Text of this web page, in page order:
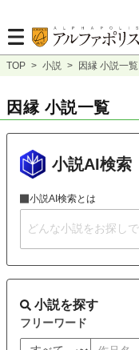
TOP > 小説 > 因縁 小説一覧
因縁 小説一覧
小説AI検索
小説AI検索とは
小説を探す
フリーワード